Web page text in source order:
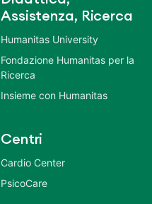
Assistenza, Ricerca
Humanitas University
Fondazione Humanitas per la
Ricerca
Insieme con Humanitas
Centri
Cardio Center
PsicoCare